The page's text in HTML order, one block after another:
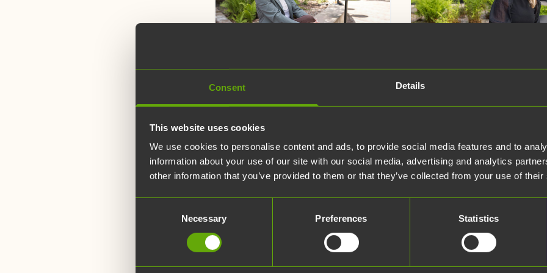
Consent Details
This website uses cookies
We use cookies to personalise content and ads, to provide social media features and to
information about your use of our site with our social media, advertising and analytics
other information that you’ve provided to them or that they’ve collected from your use of
Necessary Preferences Statistics
3.6.2026
Teknologiakiinteistöjen
palvelujohtajaksi:
”Teemme
Tiedepuistosta
paikan, jossa on
helppo menestyä”
hallituksen
puheenjohtajaksi
Teknologiakiinteistöjen
hallituksen puheenjohtajaksi
valittiin kevään
Essi Sten. Hallituksen
jatkavat Jarkko Leinonen,